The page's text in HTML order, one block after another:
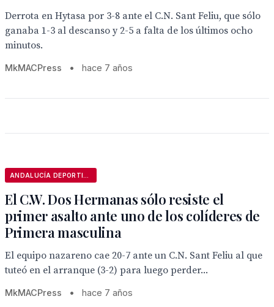
Derrota en Hytasa por 3-8 ante el C.N. Sant Feliu, que sólo
ganaba 1-3 al descanso y 2-5 a falta de los últimos ocho
minutos.
MkMACPress • hace 7 años
El C.W. Dos Hermanas sólo resiste el
primer asalto ante uno de los colíderes de
Primera masculina
El equipo nazareno cae 20-7 ante un C.N. Sant Feliu al que
tuteó en el arranque (3-2) para luego perder...
MkMACPress • hace 7 años